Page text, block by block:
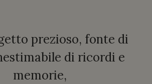
prezioso, fonte di
di ricordi e
memorie,